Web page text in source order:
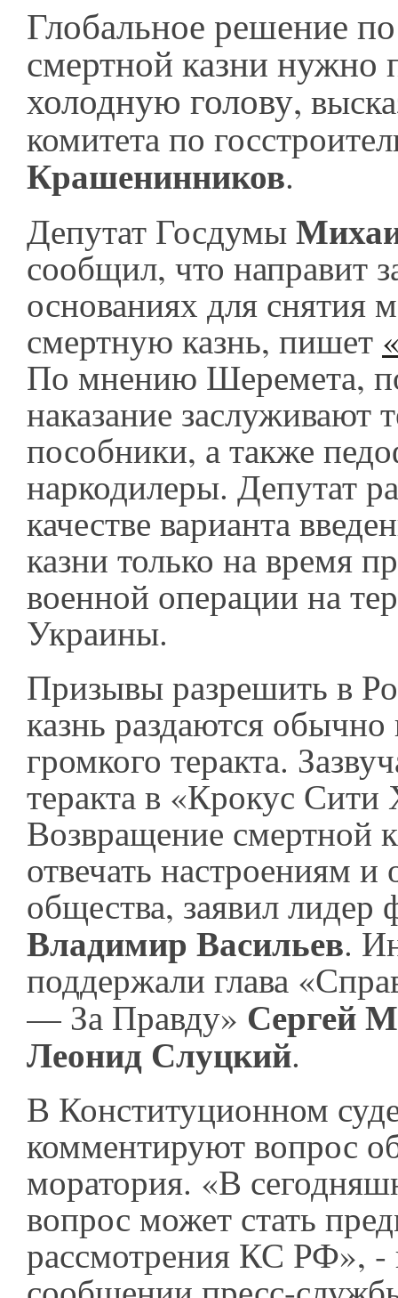
Глобальное решение
смертной казни нужно
холодную голову,
комитета по
Крашенинников.
Депутат Госдумы
сообщил, что направит
основаниях для снятия
смертную казнь, пишет
По мнению Шеремета,
наказание заслуживают
пособники, а также
наркодилеры. Депутат
качестве варианта
казни только на время
военной операции на
Украины.
Призывы разрешить в
казнь раздаются
громкого теракта.
теракта в «Крокус Сити
Возвращение смертной
отвечать настроениям
общества, заявил
Владимир Васильев.
поддержали глава
— За Правду» Сергей
Леонид Слуцкий.
В Конституционном
комментируют вопрос
моратория. «В
вопрос может стать
рассмотрения КС РФ», -